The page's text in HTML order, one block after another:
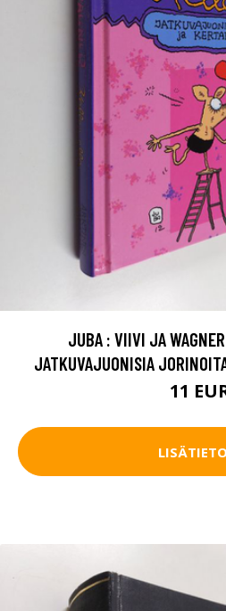
JUBA : VIIVI JA
JATKUVAJUONISIA
11